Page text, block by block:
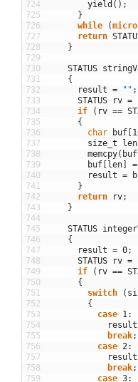
724
725
726
727
728
729
730
731
732
733
734
735
736
737
738
739
740
741
742
743
744
745
746
747
748
749
750
751
752
753
754
755
756
757
758
759
yield ( ) ;
}
while
(
return
}
STATUS
{
result = "" ;
STATUS
rv =
if
( rv ==
{
char
buf
size t len
memcpy( buf
buf
len =
result =
}
return
rv;
}
STATUS
{
result = 0;
STATUS
rv =
if
( rv ==
{
switch
(
{
case 1:
result
break;
case 2:
result
break;
case 3: